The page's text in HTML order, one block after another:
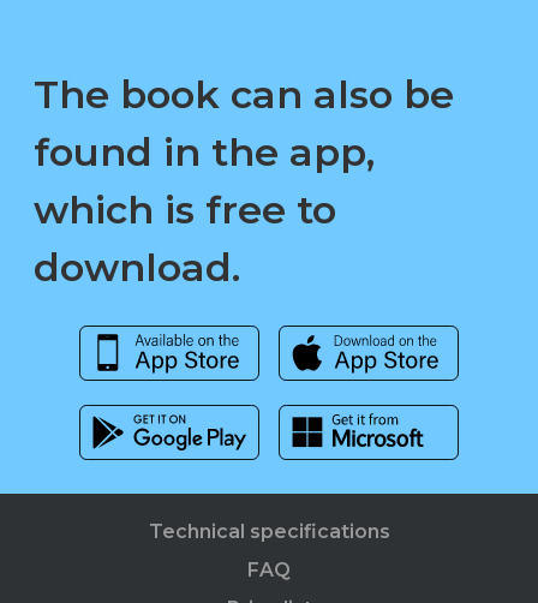
The book can also be
found in the app,
which is free to
download.
Technical specifications
FAQ